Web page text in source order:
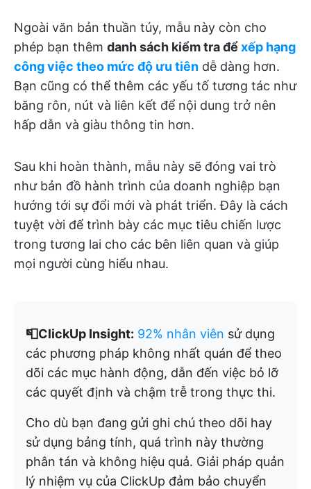
Ngoài văn bản thuần túy, mẫu này còn cho
phép bạn thêm danh sách kiểm tra đểxếp hạng
công việc theo mức độ ưu tiên dễ dàng hơn.
Bạn cũng có thể thêm các yếu tố tương tác như
băng rôn, nút và liên kết để nội dung trở nên
hấp dẫn và giàu thông tin hơn.
Sau khi hoàn thành, mẫu này sẽ đóng vai trò
như bản đồ hành trình của doanh nghiệp bạn
hướng tới sự đổi mới và phát triển. Đây là cách
tuyệt vời để trình bày các mục tiêu chiến lược
trong tương lai cho các bên liên quan và giúp
mọi người cùng hiểu nhau.
📮ClickUp Insight: 92% nhân viên sử dụng
các phương pháp không nhất quán để theo
dõi các mục hành động, dẫn đến việc bỏ lỡ
các quyết định và chậm trễ trong thực thi.
Cho dù bạn đang gửi ghi chú theo dõi hay
sử dụng bảng tính, quá trình này thường
phân tán và không hiệu quả. Giải pháp quản
lý nhiệm vụ của ClickUp đảm bảo chuyển